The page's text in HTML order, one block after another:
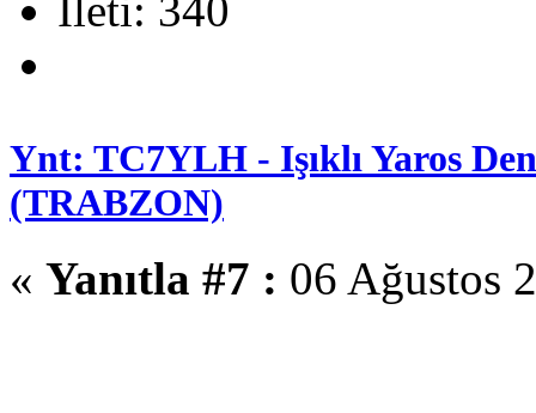
Ynt: TC7YLH - Işıklı Yaros
(TRABZON)
« Yanıtla #7 : 06 Ağustos